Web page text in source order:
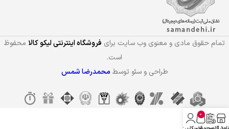
تمام حقوق مادی و معنوی وب سایت برای فروشگاه اینترنتی لیکو کالا محفوظ
است.
طراحی و سئو توسط محمدرضا شمس
0